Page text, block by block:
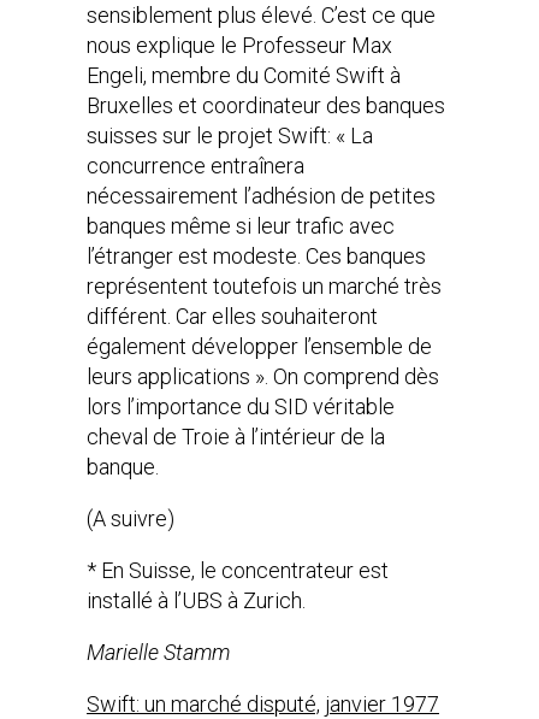
sensiblement plus élevé. C’est ce que
nous explique le Professeur Max
Engeli, membre du Comité Swift à
Bruxelles et coordinateur des banques
suisses sur le projet Swift: « La
concurrence entraînera
nécessairement l’adhésion de petites
banques même si leur trafic avec
l’étranger est modeste. Ces banques
représentent toutefois un marché très
différent. Car elles souhaiteront
également développer l’ensemble de
leurs applications ». On comprend dès
lors l’importance du SID véritable
cheval de Troie à l’intérieur de la
banque.
(A suivre)
* En Suisse, le concentrateur est
installé à l’UBS à Zurich.
Marielle Stamm
Swift: un marché disputé, janvier 1977